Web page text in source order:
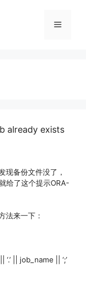
菜
already exists
现备份文件没了，
给了这个提示ORA-
法来一下：
|| job_name || ‘;’